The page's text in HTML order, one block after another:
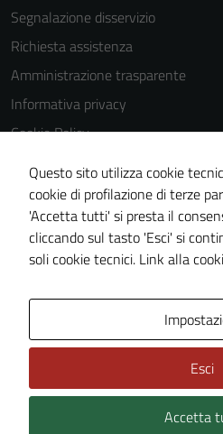
Segnalazione disservizio
Richiesta assistenza
Amministrazione trasparente
Informativa privacy
Cookie Policy
Note legali
Dichiarazione di accessibilità
Piano di miglioramento del sito
Statistiche sito web
Technical Design s.r.l.
Questo sito utilizza cookie
cookie di profilazione di terze
'Accetta tutti' si presta il
cliccando sul tasto 'Esci' si
soli cookie tecnici. Link alla
Esci
Accetta